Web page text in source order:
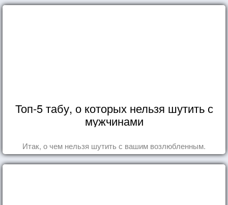
Топ-5 табу, о которых нельзя шутить с
мужчинами
Итак, о чем нельзя шутить с вашим возлюбленным.